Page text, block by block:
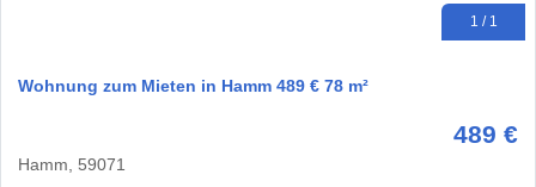
1 / 1
Wohnung zum Mieten in Hamm 489 € 78 m²
489 €
Hamm, 59071